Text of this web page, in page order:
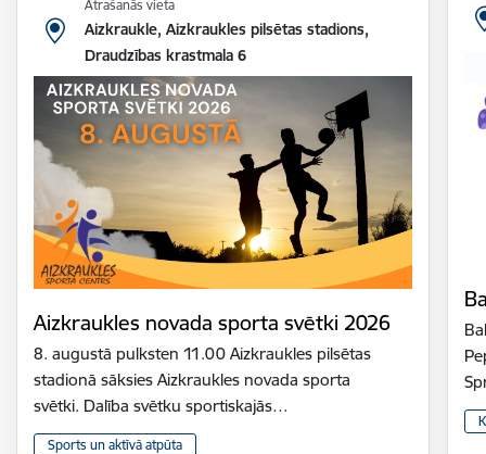
Atrašanās vieta
Aizkraukle, Aizkraukles pilsētas stadions,
Draudzības krastmala 6
Aizkraukles novada sporta svētki 2026
8. augustā pulksten 11.00 Aizkraukles pilsētas
stadionā sāksies Aizkraukles novada sporta
svētki. Dalība svētku sportiskajās…
Sports un aktīvā atpūta